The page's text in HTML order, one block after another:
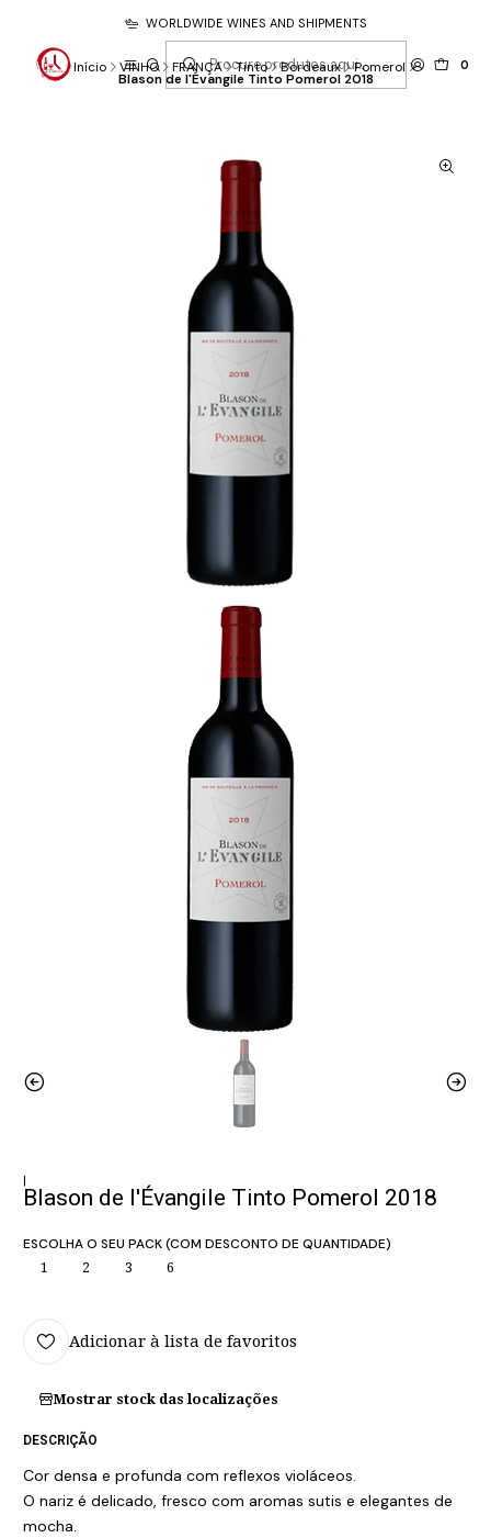
0
WORLDWIDE WINES AND SHIPMENTS
Início VINHO FRANÇA Tinto Bordeaux Pomerol
Blason de l'Évangile Tinto Pomerol 2018
|
Blason de l'Évangile Tinto Pomerol 2018
ESCOLHA O SEU PACK (COM DESCONTO DE QUANTIDADE)
1 2 3 6
Adicionar à lista de favoritos
Mostrar stock das localizações
DESCRIÇÃO
Cor densa e profunda com reflexos violáceos.
O nariz é delicado, fresco com aromas sutis e elegantes de
mocha.